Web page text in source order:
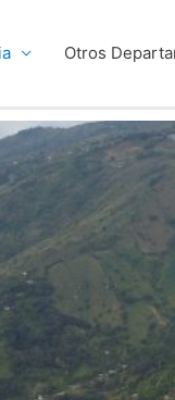
Otros